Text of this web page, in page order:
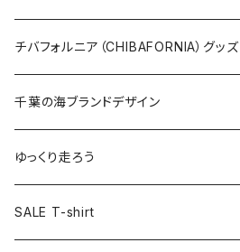
Tシャツ
キャップ
トートバッグ
ランチバッグ
缶バッジ
キーホルダー
クリアファイル
ステッカー
缶バッジ
キーホルダー
クリアファイル
ステッカー大
缶バッジ32mm
缶バッジ54mm
エコバッグ
JAGUARさんコラボグッズ
Tシャツ
ステッカー
サコッシュ
ホテルキーホルダー
ステッカー
缶バッジ
クリアファイル
マスク
Tシャツ
キャップ
エコバッグ
ステッカー
チバフォルニア（CHIBAFORNIA）グッズ
Tシャツ
キャップ
ステッカー
千葉の海ブランドデザイン
Tシャツ
キャップ
ゆっくり走ろう
Tシャツ
SALE T-shirt